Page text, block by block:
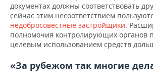
документах должны соответствовать
сейчас этим несоответствием
недобросовестные застройщики.
полномочия контролирующих органов
целевым использованием средств
«За рубежом так многие